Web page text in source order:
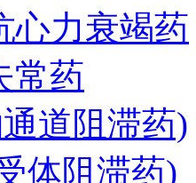
心力衰竭药
常药
通道阻滞药)
体阻滞药)